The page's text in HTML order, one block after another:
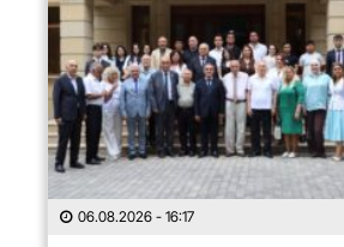
06.08.2026 - 16:17